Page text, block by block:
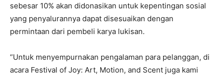
sebesar 10% akan didonasikan untuk kepentingan sosial
yang penyalurannya dapat disesuaikan dengan
permintaan dari pembeli karya lukisan.
“Untuk menyempurnakan pengalaman para pelanggan, di
acara Festival of Joy: Art, Motion, and Scent juga kami